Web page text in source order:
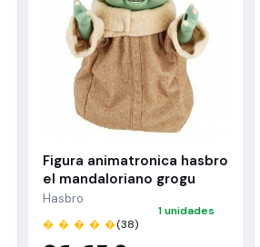
Figura animatronica hasbro
el mandaloriano grogu
Hasbro
� � � � �(38)
1 unidades